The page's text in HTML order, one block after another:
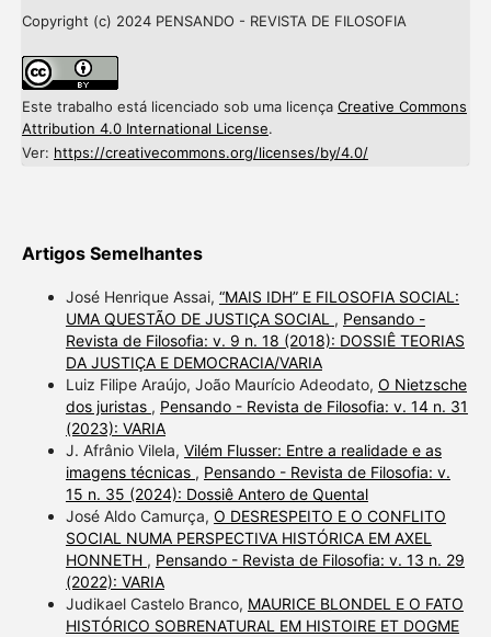
Copyright (c) 2024 PENSANDO - REVISTA DE FILOSOFIA
Este trabalho está licenciado sob uma licença Creative Commons
Attribution 4.0 International License.
Ver: https://creativecommons.org/licenses/by/4.0/
Artigos Semelhantes
José Henrique Assai, “MAIS IDH” E FILOSOFIA SOCIAL:
UMA QUESTÃO DE JUSTIÇA SOCIAL , Pensando -
Revista de Filosofia: v. 9 n. 18 (2018): DOSSIÊ TEORIAS
DA JUSTIÇA E DEMOCRACIA/VARIA
Luiz Filipe Araújo, João Maurício Adeodato, O Nietzsche
dos juristas , Pensando - Revista de Filosofia: v. 14 n. 31
(2023): VARIA
J. Afrânio Vilela, Vilém Flusser: Entre a realidade e as
imagens técnicas , Pensando - Revista de Filosofia: v.
15 n. 35 (2024): Dossiê Antero de Quental
José Aldo Camurça, O DESRESPEITO E O CONFLITO
SOCIAL NUMA PERSPECTIVA HISTÓRICA EM AXEL
HONNETH , Pensando - Revista de Filosofia: v. 13 n. 29
(2022): VARIA
Judikael Castelo Branco, MAURICE BLONDEL E O FATO
HISTÓRICO SOBRENATURAL EM HISTOIRE ET DOGME